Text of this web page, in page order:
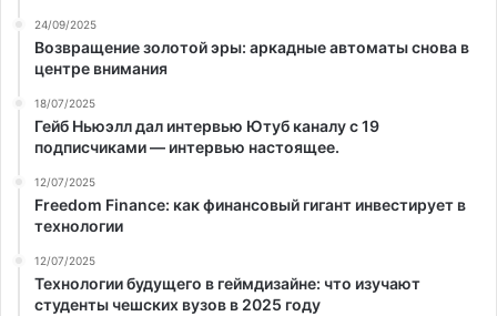
24/09/2025
Возвращение золотой эры: аркадные автоматы снова в
центре внимания
18/07/2025
Гейб Ньюэлл дал интервью Ютуб каналу с 19
подписчиками — интервью настоящее.
12/07/2025
Freedom Finance: как финансовый гигант инвестирует в
технологии
12/07/2025
Технологии будущего в геймдизайне: что изучают
студенты чешских вузов в 2025 году